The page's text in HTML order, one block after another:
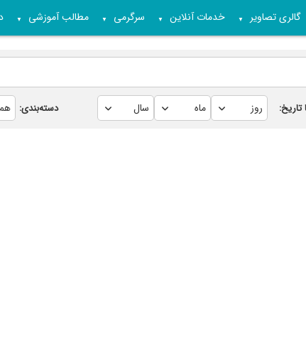
گالری تصاویر ▼ خدمات آنلاین ▼ سرگرمی ▼ مطالب آموزشی ▼
تاریخ: دسته‌بندی: